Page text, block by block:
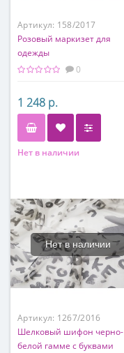
Артикул: 158/2017
Розовый маркизет для
одежды
0
1 248 р.
Нет в наличии
Нет в наличии
Артикул: 1267/2016
Шелковый шифон черно-
белой гамме с буквами